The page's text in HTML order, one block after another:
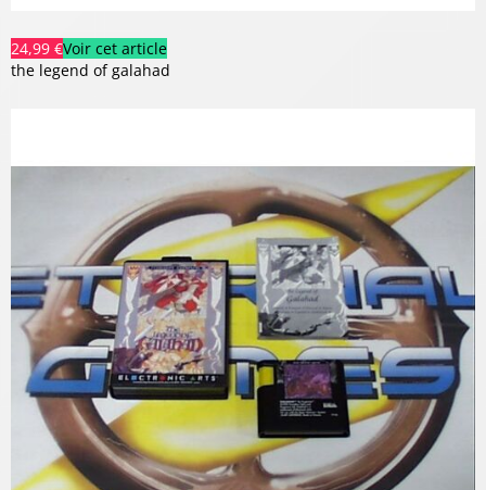
24,99 €Voir cet article
the legend of galahad